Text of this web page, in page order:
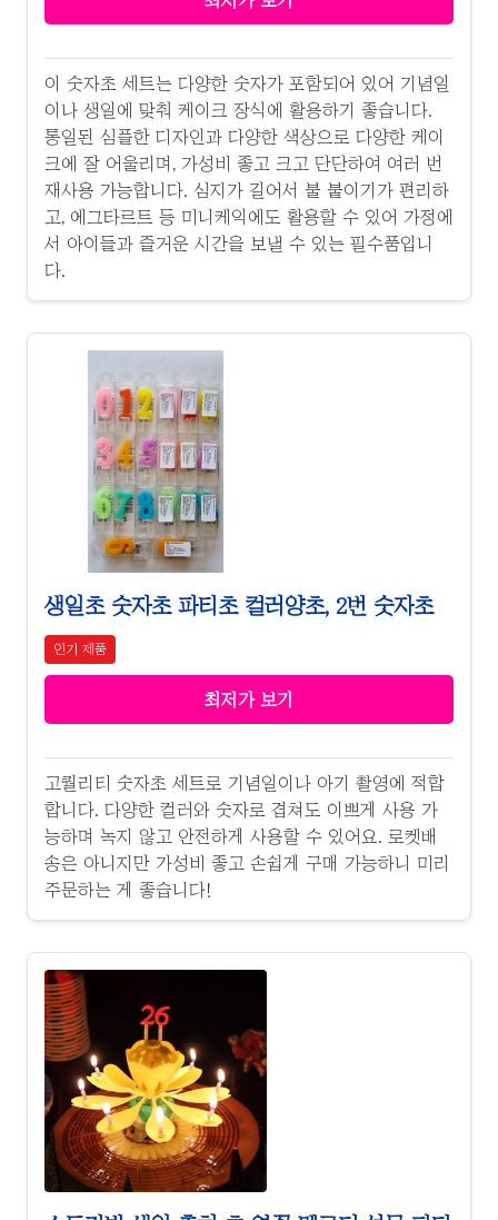
이 숫자초 세트는 다양한 숫자가 포함되어 있어 기념일
이나 생일에 맞춰 케이크 장식에 활용하기 좋습니다.
통일된 심플한 디자인과 다양한 색상으로 다양한 케이
크에 잘 어울리며, 가성비 좋고 크고 단단하여 여러 번
재사용 가능합니다. 심지가 길어서 불 붙이기가 편리하
고, 에그타르트 등 미니케익에도 활용할 수 있어 가정에
서 아이들과 즐거운 시간을 보낼 수 있는 필수품입니
다.
생일초 숫자초 파티초 컬러양초, 2번 숫자초
인기 제품
최저가 보기
고퀄리티 숫자초 세트로 기념일이나 아기 촬영에 적합
합니다. 다양한 컬러와 숫자로 겹쳐도 이쁘게 사용 가
능하며 녹지 않고 안전하게 사용할 수 있어요. 로켓배
송은 아니지만 가성비 좋고 손쉽게 구매 가능하니 미리
주문하는 게 좋습니다!